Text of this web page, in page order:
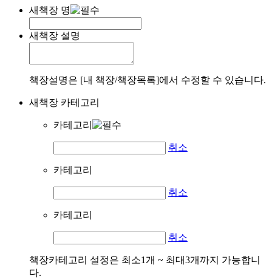
새책장 명
새책장 설명
책장설명은 [내 책장/책장목록]에서 수정할 수 있습니다.
새책장 카테고리
카테고리
취소
카테고리
취소
카테고리
취소
책장카테고리 설정은 최소1개 ~ 최대3개까지 가능합니
다.